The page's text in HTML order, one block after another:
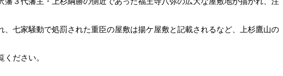
七家騒動で処罰された重臣の屋敷は揚ケ屋敷と記載されるなど、上杉鷹山の
ださい。